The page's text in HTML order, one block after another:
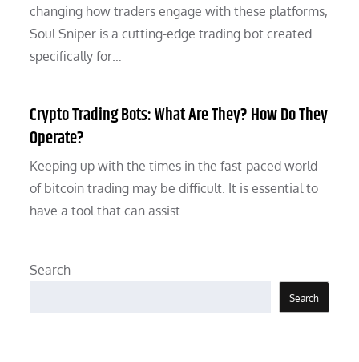
changing how traders engage with these platforms,
Soul Sniper is a cutting-edge trading bot created
specifically for…
Crypto Trading Bots: What Are They? How Do They
Operate?
Keeping up with the times in the fast-paced world
of bitcoin trading may be difficult. It is essential to
have a tool that can assist…
Search
Search